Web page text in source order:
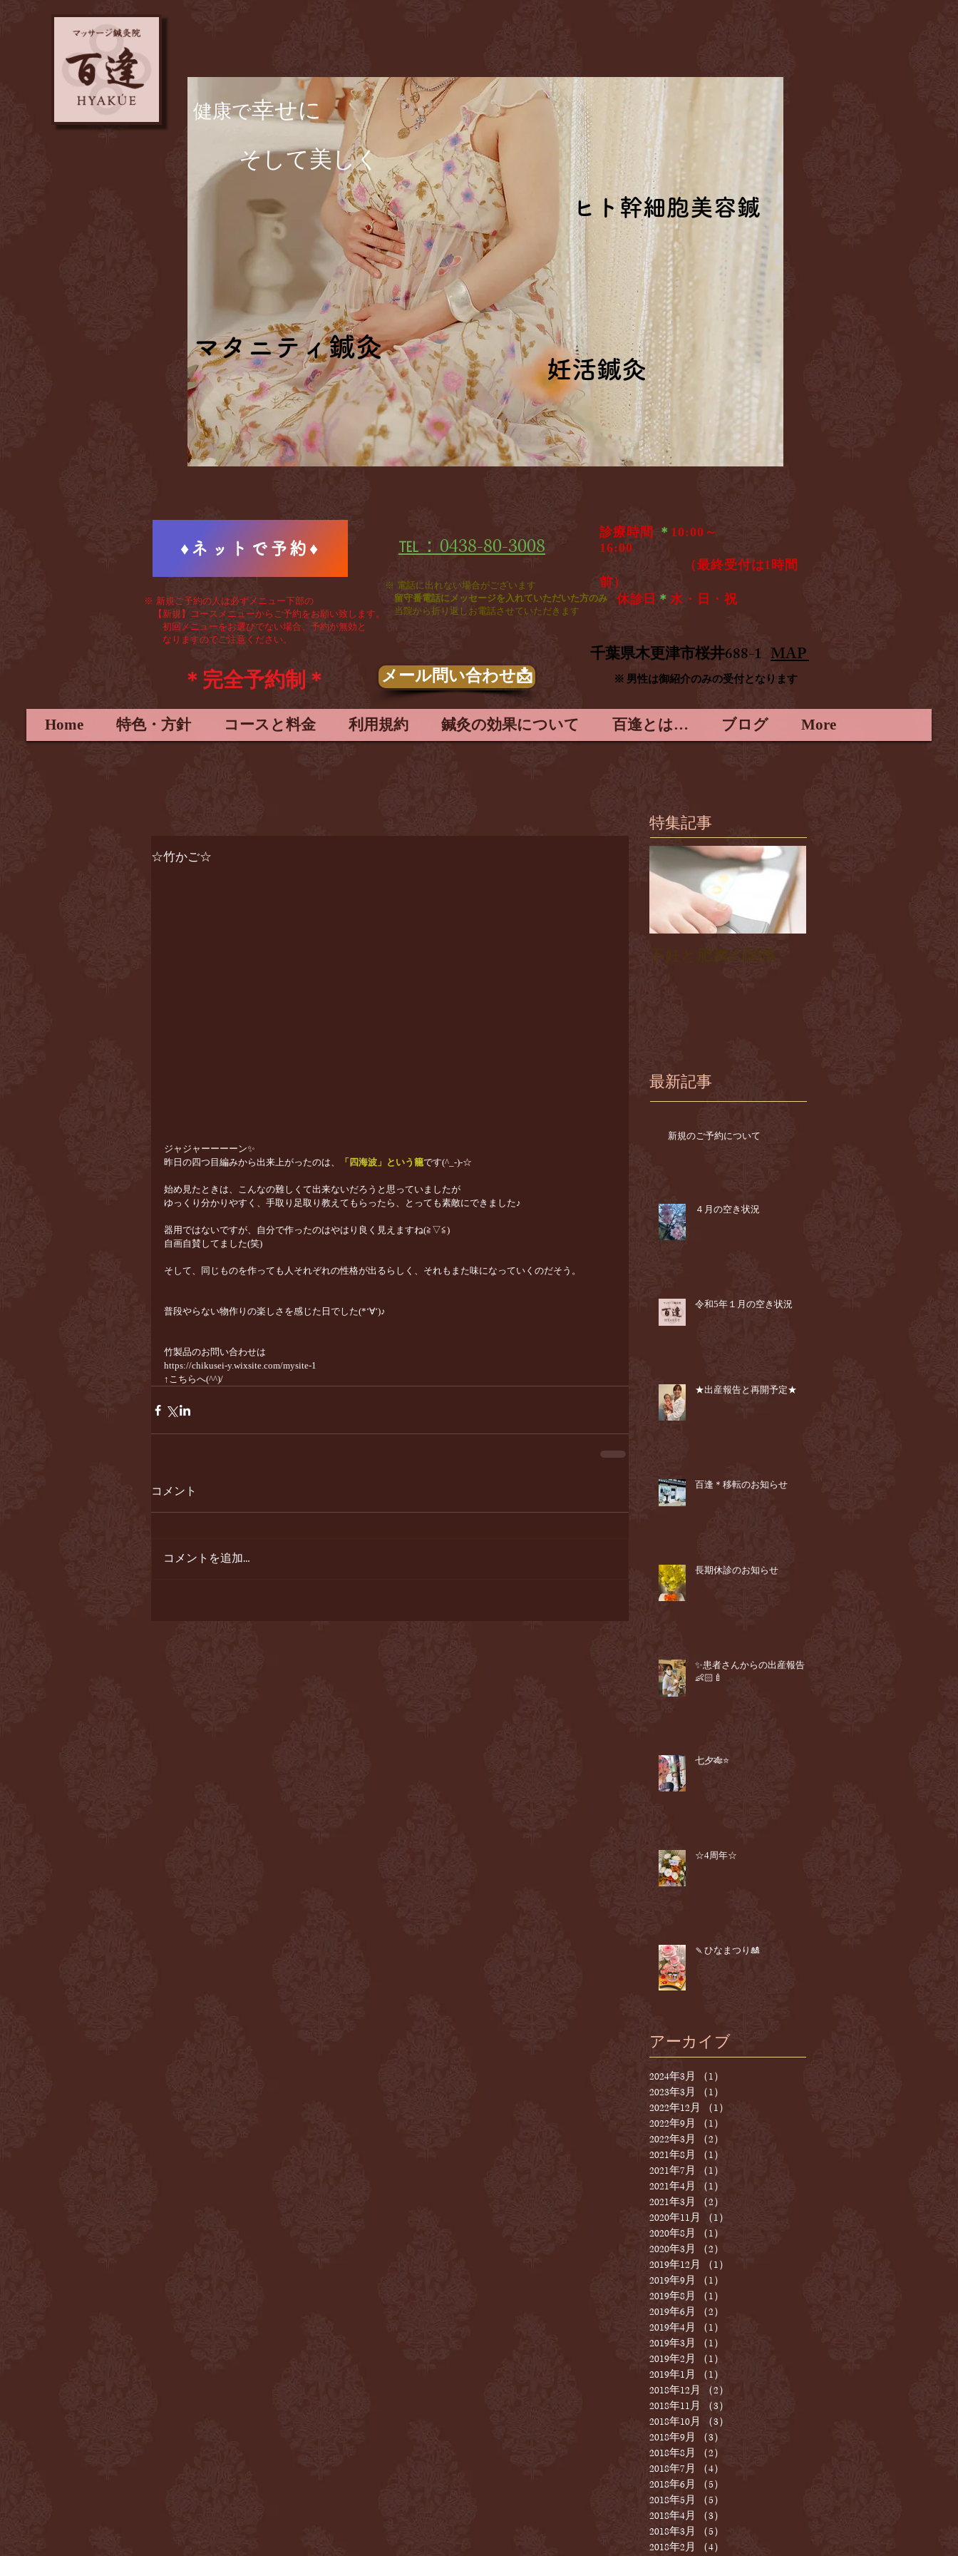
妊活鍼灸
妊活鍼灸
マタニティ鍼灸
マタニティ鍼灸
​健康で幸せに
​ そして美しく
ヒト幹細胞美容鍼
ヒト幹細胞美容鍼
♦ネットで予約♦ ℡：0438-80-3008
​千葉県木更津市桜井688-1 MAP
※ 電話に出れない場合がございます
留守番電話にメッセージを入れていただいた方のみ
当院から折り返しお電話させていただきます
診療時間 ＊ 10:00～
16:00
​ （最終受付は1時間
前）
休診日 ＊水・日・祝​
※ 新規ご予約の人は必ずメニュー下部の
【新規】コースメニューからご予約をお願い致します。
初回メニューをお選びでない場合、予約が無効と
なりますのでご注意ください。
※ 男性は御紹介のみの受付となります
メール問い合わせ📩
＊完全予約制＊
Home 特色・方針 コースと料金 利用規約 鍼灸の効果について 百逢とは… ブログ More
特集記事
☆竹かご☆
ジャジャーーーーン✨
昨日の四つ目編みから出来上がったのは、
「四海波」という籠です(^_-)-☆
始め見たときは、こんなの難しくて出来ないだろうと思っていましたが
ゆっくり分かりやすく、手取り足取り教えてもらったら、とっても素敵にできました♪
器用ではないですが、自分で作ったのはやはり良く見えますね(≧▽≦)
自画自賛してました(笑)
そして、同じものを作っても人それぞれの性格が出るらしく、それもまた味になっていくのだそう。
普段やらない物作りの楽しさを感じた日でした(*‘∀‘)♪
竹製品のお問い合わせは
https://chikusei-y.wixsite.com/mysite-1
↑こちらへ(^^)/
コメント
コメントを追加…
不妊と肥満の関係
最新記事
新規のご予約について
４月の空き状況
令和5年１月の空き状況
★出産報告と再開予定★
百逢＊移転のお知らせ
長期休診のお知らせ
✨患者さんからの出産報告
👶🏻🍼
七夕🎋⭐️
☆4周年☆
🍡ひなまつり🎎
アーカイブ
2024年3月 （1）
2023年3月
（1）
2022年12月
（1）
2022年9月
（1）
2022年3月
（2）
2021年8月
（1）
2021年7月
（1）
2021年4月
（1）
2021年3月
（2）
2020年11月
（1）
2020年8月
（1）
2020年3月
（2）
2019年12月
（1）
2019年9月
（1）
2019年8月
（1）
2019年6月
（2）
2019年4月
（1）
2019年3月
（1）
2019年2月
（1）
2019年1月
（1）
2018年12月
（2）
2018年11月
（3）
2018年10月
（3）
3件の記事
2018年9月
（3）
2018年8月
（2）
2件の記事
2018年7月
（4）
2018年6月
（5）
2018年5月
（5）
2018年4月
（3）
2018年3月
（5）
2018年2月
（4）